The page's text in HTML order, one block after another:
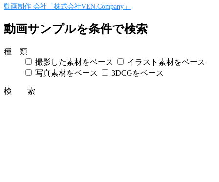
動画制作 会社「株式会社VEN.Company」
動画サンプルを条件で検索
種 類
撮影した素材をベース
イラスト素材をベース
写真素材をベース
3DCGをベース
検 索